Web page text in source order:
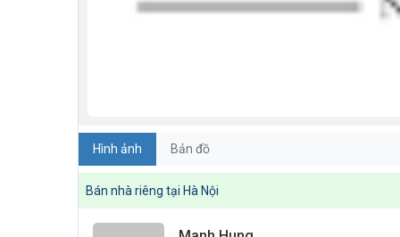
Hình ảnh Bản đồ
Bán nhà riêng tại Hà Nội